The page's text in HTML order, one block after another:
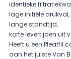
identieke
lage initiële drukval,
lange standtijd,
korte levertijden uit
Heeft u een Pleatfil
aan het juiste Van